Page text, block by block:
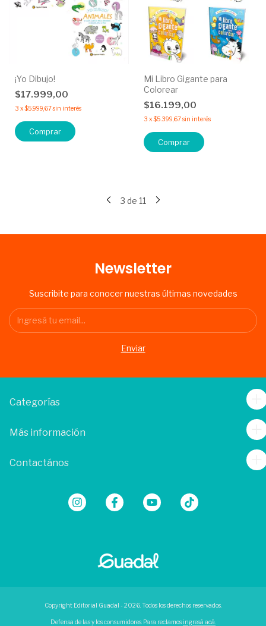
¡Yo Dibujo!
$17.999,00
3 x$5.999,67sin interés
Comprar
Mi Libro Gigante para
Colorear
$16.199,00
3 x$5.399,67sin interés
Comprar
3 de 11
Newsletter
Suscribite para conocer nuestras últimas novedades
Categorías
Más información
Contactános
Copyright Editorial Guadal - 2026. Todos los derechos reservados.
Defensa de las y los consumidores. Para reclamos ingresá acá.